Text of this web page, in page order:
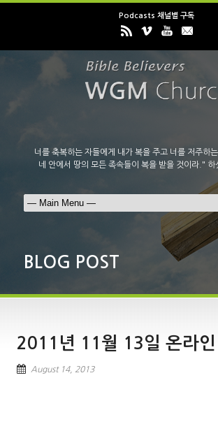
Podcasts 채널별 구독
너를 축복하는 자들에게 내가 복을 주고 너를 저주하
네 안에서 땅의 모든 족속들이 복을 받을 것이라."
BLOG POST
2011년 11월 13일 온라인
August 14, 2013